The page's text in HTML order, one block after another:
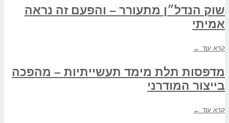
שוק הנדל״ן מתעורר – והפעם זה נראה
אמיתי
קרא עוד ←
מדפסות תלת מימד תעשייתיות – מהפכה
בייצור המודרני
קרא עוד ←